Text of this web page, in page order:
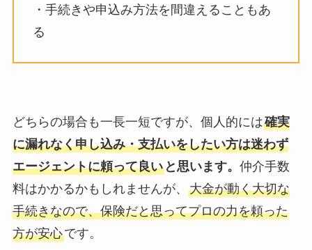
・手続きや申込み方法を間違えることもあ
る
どちらの場合も一長一短ですが、個人的には確実
に漏れなく申し込み・支払いをしたい方は迷わず
エージェントに頼って良いと思います。 仲介手数
料はかかるかもしれませんが、 大金が動く大切な
手続きなので、保険だと思ってプロの力を頼った
方が安心です。